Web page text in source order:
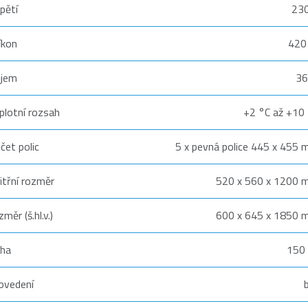
rozsah +2 °C až +10
polic 5 x pevná police 445 x 455
rozměr 520 x 560 x 1200
(š.hl.v.) 600 x 645 x 1850
150